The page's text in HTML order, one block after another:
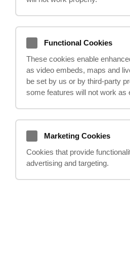
23.07.2025
Получение
вопросы, и
Если коротко,
телесные
на работе,
общественном
Однако, как и в
объяснить
будущее. Мы
внимания, и на
Почему
Functional Cookies
These cookies enable
as video embeds, maps and
be set by us or by third‑party
some features will not work as
Marketing Cookies
Cookies that provide
advertising and targeting.